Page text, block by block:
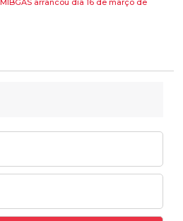
arrancou dia 16 de março de